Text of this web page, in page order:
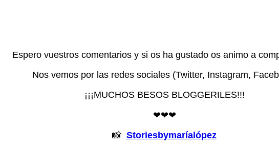
Espero vuestros comentarios y si os ha gustado os animo a
Nos vemos por las redes sociales (Twitter, Instagram,
¡¡¡MUCHOS BESOS BLOGGERILES!!!
❤❤❤
📸 Storiesbymaríalópez